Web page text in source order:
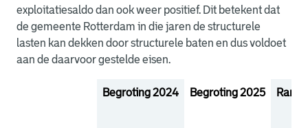
exploitatiesaldo dan ook weer positief. Dit betekent dat
de gemeente Rotterdam in die jaren de structurele
lasten kan dekken door structurele baten en dus voldoet
aan de daarvoor gestelde eisen.
Begroting 2024 Begroting 2025